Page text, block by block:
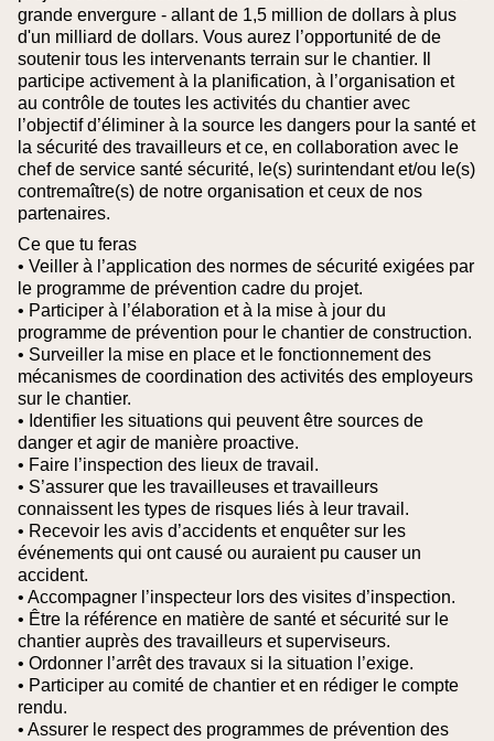
grande envergure - allant de 1,5 million de dollars à plus
d'un milliard de dollars. Vous aurez l’opportunité de de
soutenir tous les intervenants terrain sur le chantier. Il
participe activement à la planification, à l’organisation et
au contrôle de toutes les activités du chantier avec
l’objectif d’éliminer à la source les dangers pour la santé et
la sécurité des travailleurs et ce, en collaboration avec le
chef de service santé sécurité, le(s) surintendant et/ou le(s)
contremaître(s) de notre organisation et ceux de nos
partenaires.
Ce que tu feras
• Veiller à l’application des normes de sécurité exigées par
le programme de prévention cadre du projet.
• Participer à l’élaboration et à la mise à jour du
programme de prévention pour le chantier de construction.
• Surveiller la mise en place et le fonctionnement des
mécanismes de coordination des activités des employeurs
sur le chantier.
• Identifier les situations qui peuvent être sources de
danger et agir de manière proactive.
• Faire l’inspection des lieux de travail.
• S’assurer que les travailleuses et travailleurs
connaissent les types de risques liés à leur travail.
• Recevoir les avis d’accidents et enquêter sur les
événements qui ont causé ou auraient pu causer un
accident.
• Accompagner l’inspecteur lors des visites d’inspection.
• Être la référence en matière de santé et sécurité sur le
chantier auprès des travailleurs et superviseurs.
• Ordonner l’arrêt des travaux si la situation l’exige.
• Participer au comité de chantier et en rédiger le compte
rendu.
• Assurer le respect des programmes de prévention des